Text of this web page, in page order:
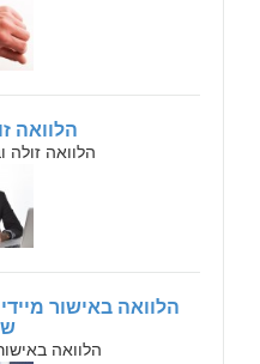
הלוואה
הלוואה זולה
הלוואה